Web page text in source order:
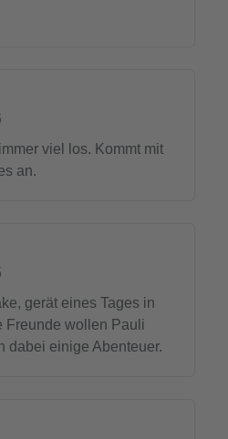
viel los. Kommt mit
an.
gerät eines Tages in
Freunde wollen Pauli
dabei einige Abenteuer.